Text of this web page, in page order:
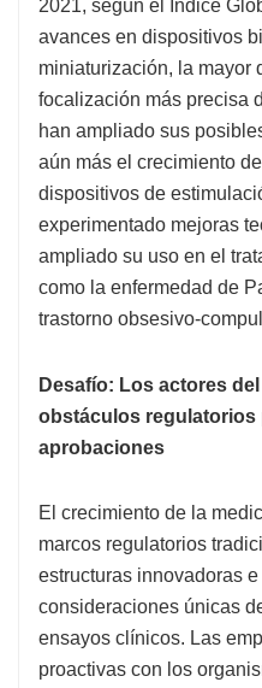
2021, según el Índice
avances en dispositivos
miniaturización, la mayor
focalización más precisa
han ampliado sus
aún más el crecimiento
dispositivos de
experimentado mejoras
ampliado su uso en el
como la enfermedad de
trastorno obsesivo-
Desafío: Los actores
obstáculos regulatorios
aprobaciones
El crecimiento de la
marcos regulatorios
estructuras innovadoras
consideraciones únicas
ensayos clínicos. Las
proactivas con los